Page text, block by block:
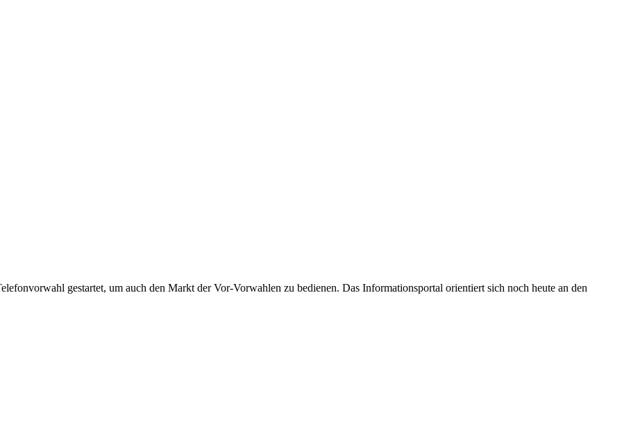
gestartet, um auch den Markt der Vor-Vorwahlen zu bedienen. Das Informationsportal orientiert sich noch heute an den